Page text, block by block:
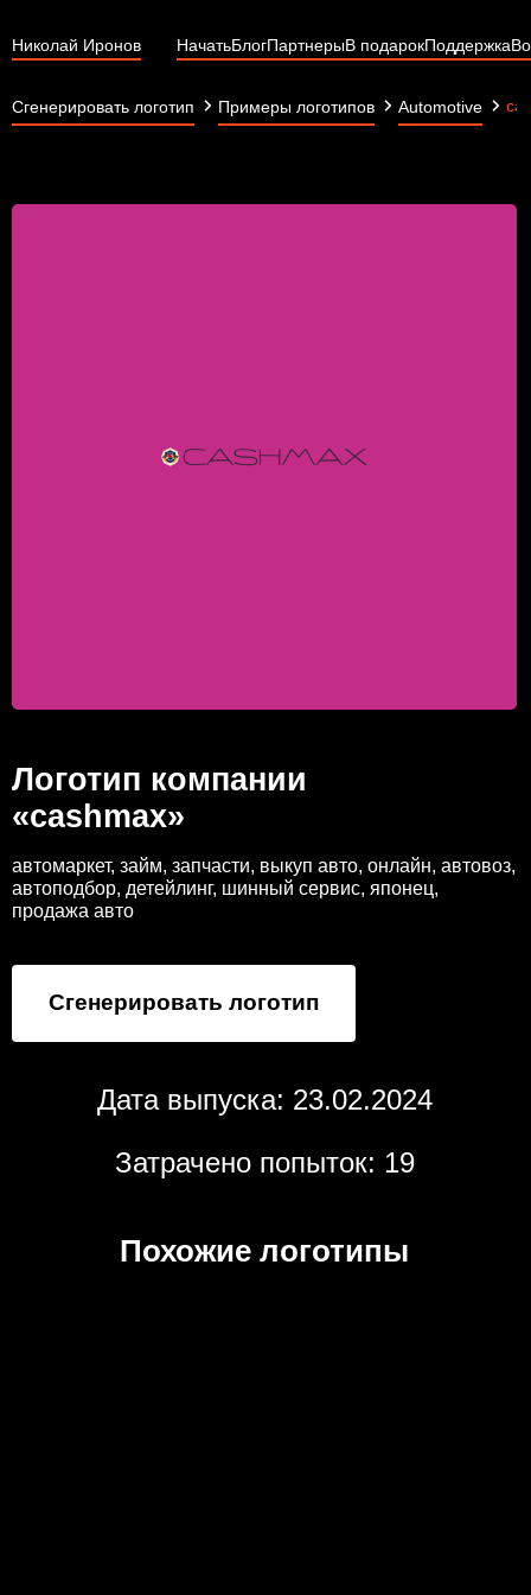
Николай Иронов НачатьБлогПартнерыВ подарокПоддержка
Сгенерировать логотип Примеры логотипов Automotive
Логотип компании
«cashmax»
автомаркет, займ, запчасти, выкуп авто, онлайн, автовоз,
автоподбор, детейлинг, шинный сервис, японец,
продажа авто
Сгенерировать логотип
Дата выпуска: 23.02.2024
Затрачено попыток: 19
Похожие логотипы